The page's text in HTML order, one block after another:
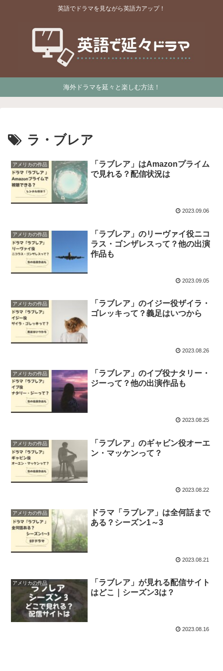
英語でドラマを見ながら英語力アップ！
海外ドラマを延々と楽しむ方法！
ラ・ブレア
アメリカの作品
「ラブレア」はAmazonプライム
で見れる？配信状況は
2023.09.06
アメリカの作品
「ラブレア」のリーヴァイ役ニコ
ラス・ゴンザレスって？他の出演
作品も
2023.09.05
アメリカの作品
「ラブレア」のイジー役ザイラ・
ゴレッキって？義足はいつから
2023.08.26
アメリカの作品
「ラブレア」のイブ役ナタリー・
ジーって？他の出演作品も
2023.08.25
アメリカの作品
「ラブレア」のギャビン役オーエ
ン・マッケンって？
2023.08.22
アメリカの作品
ドラマ「ラブレア」は全何話まで
ある？シーズン1～3
2023.08.21
アメリカの作品
「ラブレア」が見れる配信サイト
はどこ｜シーズン3は？
2023.08.16